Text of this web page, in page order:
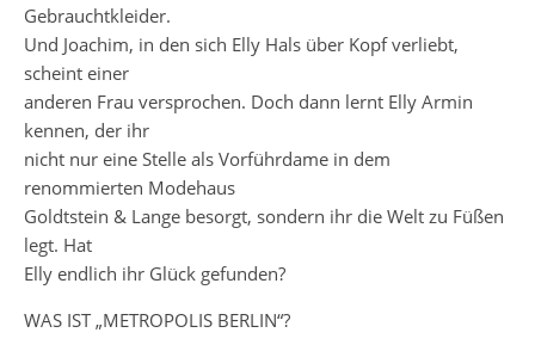
Gebrauchtkleider.
Und Joachim, in den sich Elly Hals über Kopf verliebt,
scheint einer
anderen Frau versprochen. Doch dann lernt Elly Armin
kennen, der ihr
nicht nur eine Stelle als Vorführdame in dem
renommierten Modehaus
Goldtstein & Lange besorgt, sondern ihr die Welt zu Füßen
legt. Hat
Elly endlich ihr Glück gefunden?
WAS IST „METROPOLIS BERLIN“?